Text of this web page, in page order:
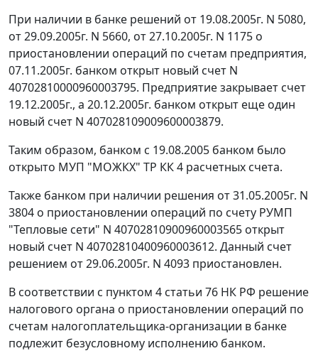
При наличии в банке решений от 19.08.2005г. N 5080,
от 29.09.2005г. N 5660, от 27.10.2005г. N 1175 о
приостановлении операций по счетам предприятия,
07.11.2005г. банком открыт новый счет N
40702810000960003795. Предприятие закрывает счет
19.12.2005г., а 20.12.2005г. банком открыт еще один
новый счет N 407028109009600003879.
Таким образом, банком с 19.08.2005 банком было
открыто МУП "МОЖКХ" ТР КК 4 расчетных счета.
Также банком при наличии решения от 31.05.2005г. N
3804 о приостановлении операций по счету РУМП
"Тепловые сети" N 40702810900960003565 открыт
новый счет N 40702810400960003612. Данный счет
решением от 29.06.2005г. N 4093 приостановлен.
В соответствии с пунктом 4 статьи 76 НК РФ решение
налогового органа о приостановлении операций по
счетам налогоплательщика-организации в банке
подлежит безусловному исполнению банком.